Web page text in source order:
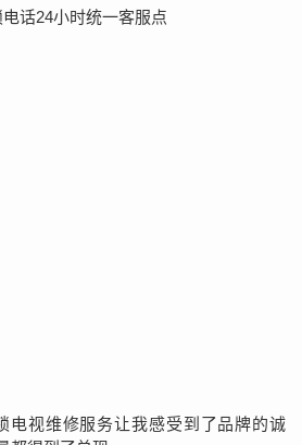
话24小时统一客服点
电视维修服务让我感受到了品牌的诚